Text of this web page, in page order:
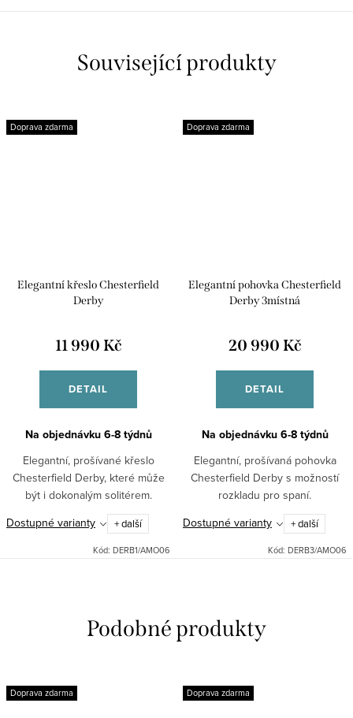
Související produkty
Doprava zdarma
Elegantní křeslo Chesterfield
Derby
11 990 Kč
DETAIL
Na objednávku 6-8 týdnů
Elegantní, prošívané křeslo
Chesterfield Derby, které může
být i dokonalým solitérem.
Dostupné varianty
+ další
Kód: DERB1/AMO06
Doprava zdarma
Elegantní pohovka Chesterfield
Derby 3místná
20 990 Kč
DETAIL
Na objednávku 6-8 týdnů
Elegantní, prošívaná pohovka
Chesterfield Derby s možností
rozkladu pro spaní.
Dostupné varianty
+ další
Kód: DERB3/AMO06
Doprava zdarma Doprava zdarma